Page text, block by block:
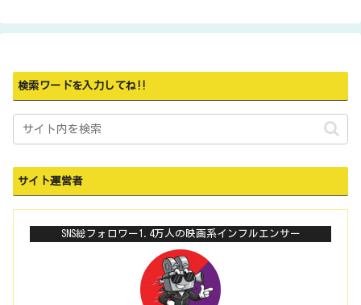
検索ワードを入力してね‼
サイト運営者
SNS総フォロワー1.4万人の映画系インフルエンサー